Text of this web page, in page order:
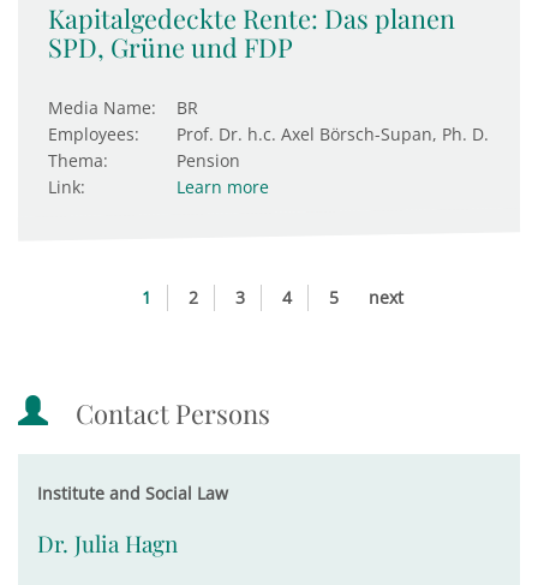
Kapitalgedeckte Rente: Das planen
SPD, Grüne und FDP
Media Name:
BR
Employees:
Prof. Dr. h.c. Axel Börsch-Supan, Ph. D.
Thema:
Pension
Link:
Learn more
1 2 3 4 5 next
Contact Persons
Institute and Social Law
Dr. Julia Hagn